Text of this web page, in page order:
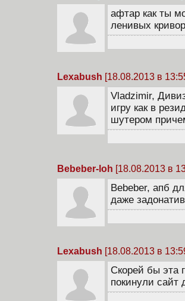
афтар как ты
ленивых
Lexabush [18.08.2013 в
Vladzimir,
игру как в
шутером
Bebeber-loh [18.08.2013 в
Bebeber, апб
даже
Lexabush [18.08.2013 в
Скорей бы эта
покинули сайт